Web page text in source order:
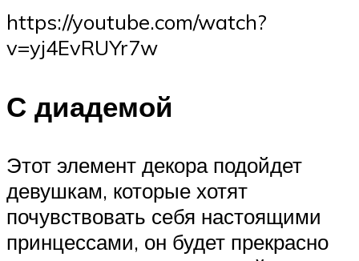
https://youtube.com/watch?
v=yj4EvRUYr7w
С диадемой
Этот элемент декора подойдет
девушкам, которые хотят
почувствовать себя настоящими
принцессами, он будет прекрасно